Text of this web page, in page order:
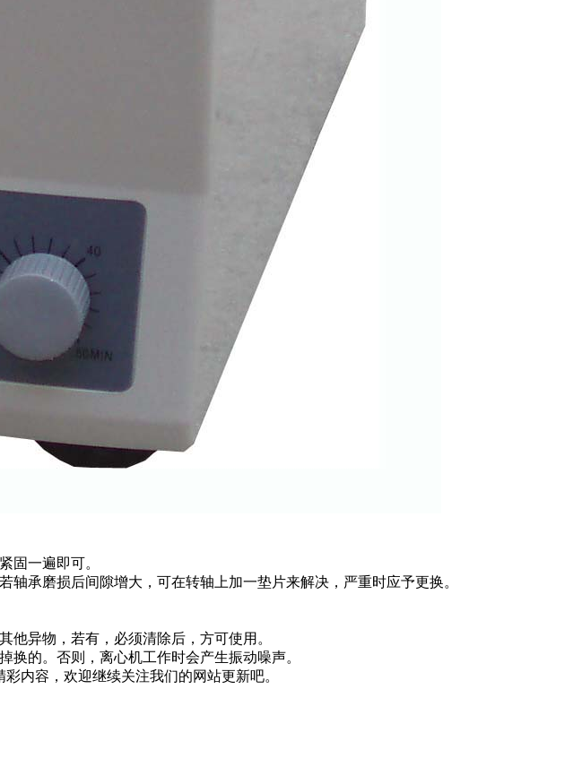
一遍即可。
承磨损后间隙增大，可在转轴上加一垫片来解决，严重时应予更换。
异物，若有，必须清除后，方可使用。
的。否则，离心机工作时会产生振动噪声。
内容，欢迎继续关注我们的网站更新吧。